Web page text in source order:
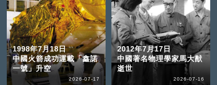
1998年7月18日
中國火箭成功運載「鑫諾
一號」升空
2026-07-17
2012年7月17日
中國著名物理學家馬大猷
逝世
2026-07-16